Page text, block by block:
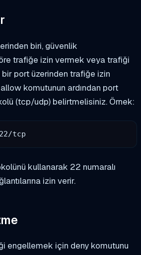
biri, güvenlik
trafiğe izin vermek veya trafiği
port üzerinden trafiğe izin
komutunun ardından port
(tcp/udp) belirtmelisiniz. Örnek:
tcp
kullanarak 22 numaralı
izin verir.
engellemek için deny komutunu